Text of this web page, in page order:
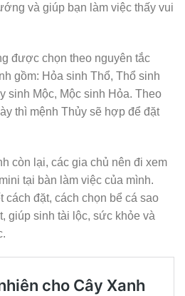
và giúp bạn làm việc thấy vui
được chọn theo nguyên tắc
gồm: Hỏa sinh Thổ, Thổ sinh
sinh Mộc, Mộc sinh Hỏa. Theo
thì mệnh Thủy sẽ hợp để đặt
còn lại, các gia chủ nên đi xem
tại bàn làm việc của mình.
cách đặt, cách chọn bể cá sao
giúp sinh tài lộc, sức khỏe và